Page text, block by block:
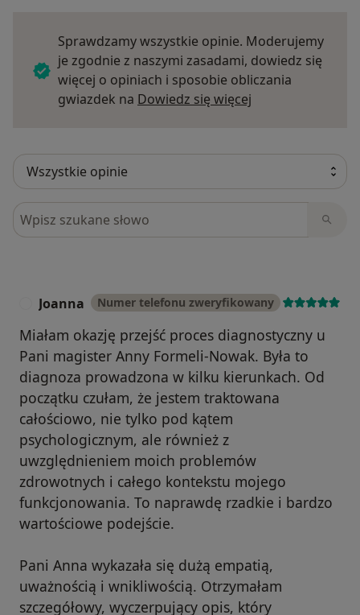
Sprawdzamy wszystkie opinie. Moderujemy
je zgodnie z naszymi zasadami, dowiedz się
więcej o opiniach i sposobie obliczania
gwiazdek na Dowiedz się więcej
Szukaj w opiniach
Joanna Numer telefonu zweryfikowany
Miałam okazję przejść proces diagnostyczny u
Pani magister Anny Formeli-Nowak. Była to
diagnoza prowadzona w kilku kierunkach. Od
początku czułam, że jestem traktowana
całościowo, nie tylko pod kątem
psychologicznym, ale również z
uwzględnieniem moich problemów
zdrowotnych i całego kontekstu mojego
funkcjonowania. To naprawdę rzadkie i bardzo
wartościowe podejście.
Pani Anna wykazała się dużą empatią,
uważnością i wnikliwością. Otrzymałam
szczegółowy, wyczerpujący opis, który